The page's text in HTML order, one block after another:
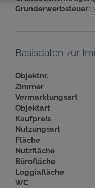
Grunderwerbsteuer:
Basisdaten zur
Objektnr.
Zimmer
Vermarktungsart
Objektart
Kaufpreis
Nutzungsart
Fläche
Nutzfläche
Bürofläche
Loggiafläche
WC